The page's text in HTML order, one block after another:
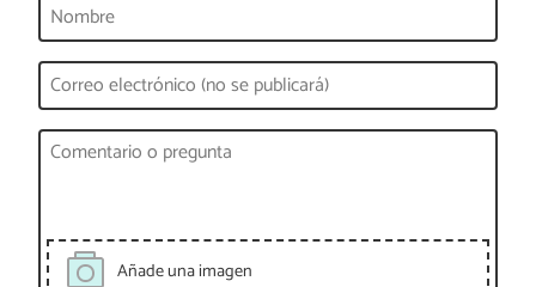
Añade una imagen